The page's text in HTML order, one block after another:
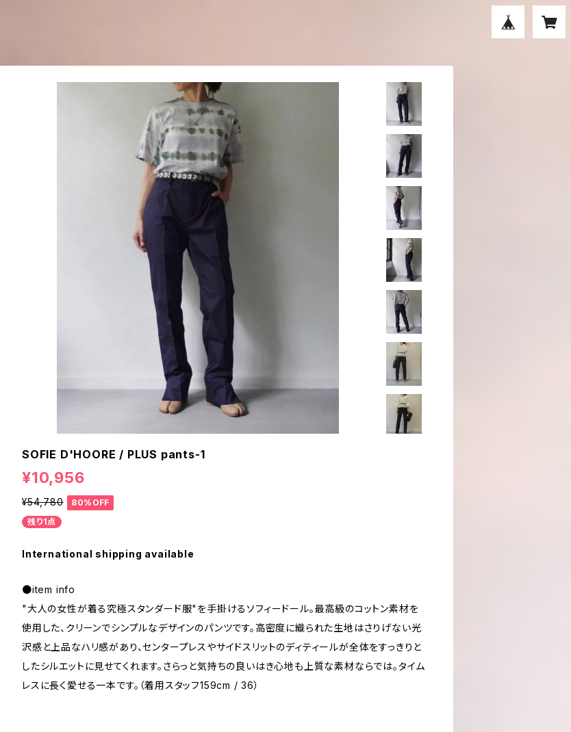
SOFIE D'HOORE / PLUS pants-1
¥10,956
¥54,780
80%OFF
残り1点
International shipping available
●item info
"大人の女性が着る究極スタンダード服"を手掛けるソフィードール。最高級のコットン素材を
使用した、クリーンでシンプルなデザインのパンツです。高密度に織られた生地はさりげない光
沢感と上品なハリ感があり、センタープレスやサイドスリットのディティールが全体をすっきりと
したシルエットに見せてくれます。さらっと気持ちの良いはき心地も上質な素材ならでは。タイム
レスに長く愛せる一本です。（着用スタッフ159cm / 36）